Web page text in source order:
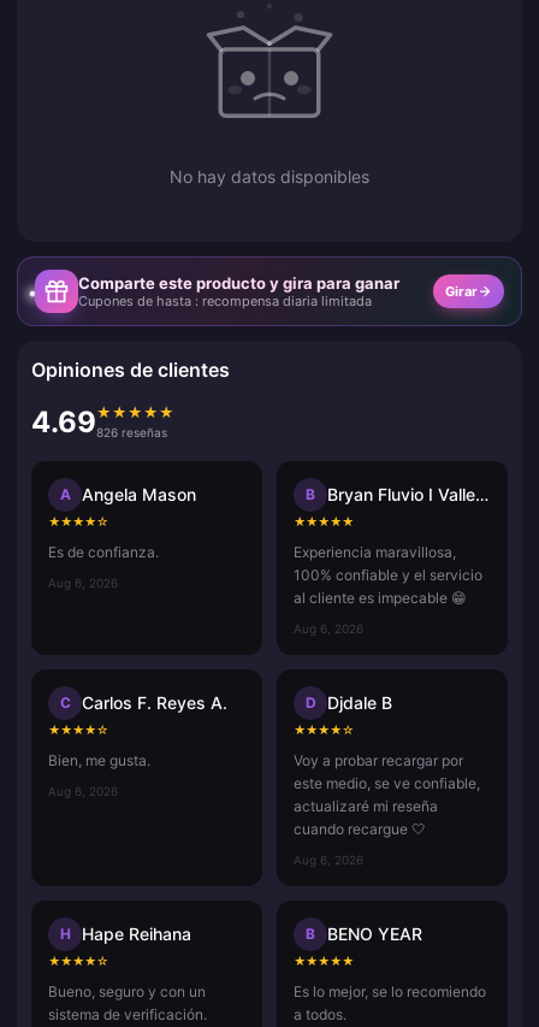
No hay datos disponibles
Comparte este producto y gira para ganar
Cupones de hasta : recompensa diaria limitada
Girar
Opiniones de clientes
4.69★ ★ ★ ★ ★
826 reseñas
A Angela Mason
★★★★☆
Es de confianza.
Aug 6, 2026
B Bryan Fluvio I Vallecer
★★★★★
Experiencia maravillosa,
100% confiable y el servicio
al cliente es impecable 😁
Aug 6, 2026
C Carlos F. Reyes A.
★★★★☆
Bien, me gusta.
Aug 6, 2026
D Djdale B
★★★★☆
Voy a probar recargar por
este medio, se ve confiable,
actualizaré mi reseña
cuando recargue 🤍
Aug 6, 2026
H Hape Reihana
★★★★☆
Bueno, seguro y con un
sistema de verificación.
B BENO YEAR
★★★★★
Es lo mejor, se lo recomiendo
a todos.